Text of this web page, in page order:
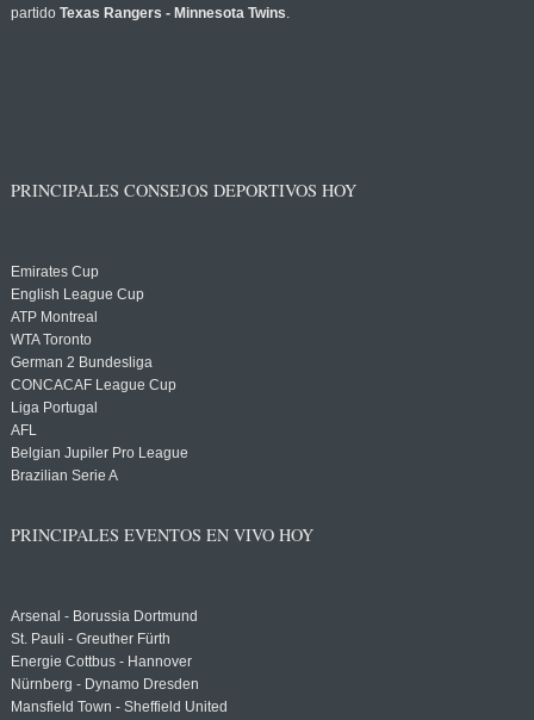
partido Texas Rangers - Minnesota Twins.
PRINCIPALES CONSEJOS DEPORTIVOS HOY
Emirates Cup
English League Cup
ATP Montreal
WTA Toronto
German 2 Bundesliga
CONCACAF League Cup
Liga Portugal
AFL
Belgian Jupiler Pro League
Brazilian Serie A
PRINCIPALES EVENTOS EN VIVO HOY
Arsenal - Borussia Dortmund
St. Pauli - Greuther Fürth
Energie Cottbus - Hannover
Nürnberg - Dynamo Dresden
Mansfield Town - Sheffield United